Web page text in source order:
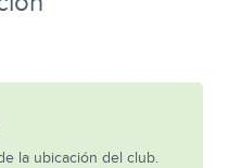
la ubicación del club.